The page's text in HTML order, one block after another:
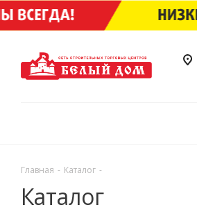
Главная - Каталог -
Каталог